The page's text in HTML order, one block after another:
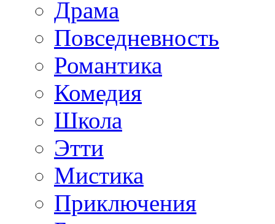
Драма
Повседневность
Романтика
Комедия
Школа
Этти
Мистика
Приключения